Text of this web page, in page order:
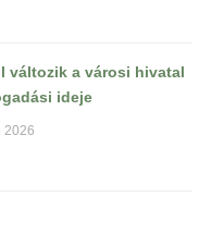
változik a városi hivatal
ideje
2026